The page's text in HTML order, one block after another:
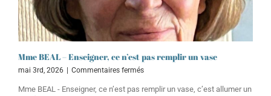
Mme BEAL – Enseigner, ce n’est pas remplir un vase
mai 3rd, 2026 Commentaires ferméssur
BEAL
Mme BEAL - Enseigner, ce n’est pas remplir un vase, c’est allumer un